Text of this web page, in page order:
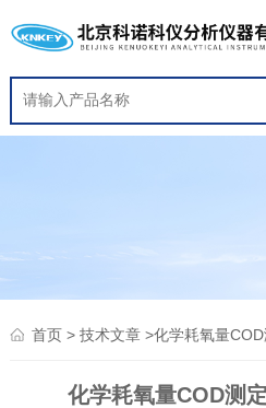
首页> 技术文章>化学耗氧量
化学耗氧量COD测